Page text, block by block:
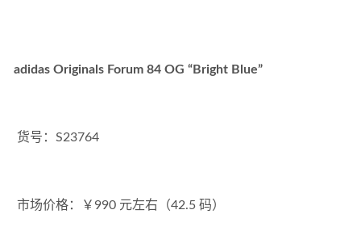
adidas Originals Forum 84 OG “Bright Blue”
货号：S23764
市场价格：￥990 元左右（42.5 码）